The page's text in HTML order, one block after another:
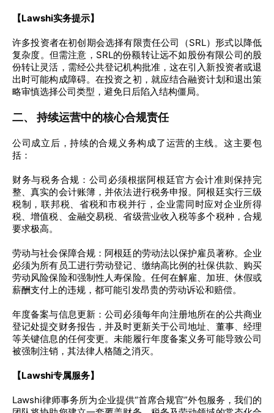
【Lawshi实务提示】
许多投资者在初创期会选择有限责任公司（SRL）形式以降低
复杂度。但需注意，SRL的份额转让远不如股份有限公司的股
份转让灵活，需经公共登记机构批准，这在引入新投资者或退
出时可能构成障碍。在投资之初，就应结合融资计划和退出策
略审慎选择公司类型，避免日后陷入结构僵局。
二、 持续运营中的核心合规责任
公司成立后，持续的合规义务构成了运营的主线。这主要包
括：
财务与税务合规：公司必须根据阿根廷官方会计准则保持完
整、真实的会计账簿，并依法进行税务申报。阿根廷实行三级
税制，联邦税、省税和市税并行，企业需同时应对企业所得
税、增值税、金融交易税、省级营业收入税等多个税种，合规
要求极高。
劳动与社会保障合规：阿根廷的劳动法以保护雇员著称。企业
必须为所有员工进行劳动登记、缴纳高比例的社保供款、购买
劳动风险保险和强制性人寿保险。任何在解雇、加班、休假或
薪酬支付上的违规，都可能引发昂贵的劳动诉讼和赔偿。
年度备案与信息更新：公司必须每年向注册地所在的公共商业
登记处提交财务报告，并及时更新关于公司地址、董事、经理
等关键信息的任何变更。未能履行年度备案义务可能导致公司
被强制注销，其法律人格随之消灭。
【Lawshi专属服务】
Lawshi律师事务所为企业提供“首席合规官”外包服务，我们的